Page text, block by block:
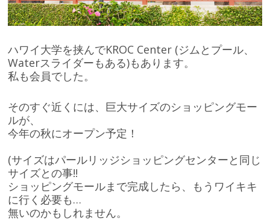
ハワイ大学を挟んでKROC Center (ジムとプール、
Waterスライダーもある)もあります。
私も会員でした。
そのすぐ近くには、巨大サイズのショッピングモー
ルが、
今年の秋にオープン予定！
(サイズはパールリッジショッピングセンターと同じ
サイズとの事!!
ショッピングモールまで完成したら、もうワイキキ
に行く必要も…
無いのかもしれません。